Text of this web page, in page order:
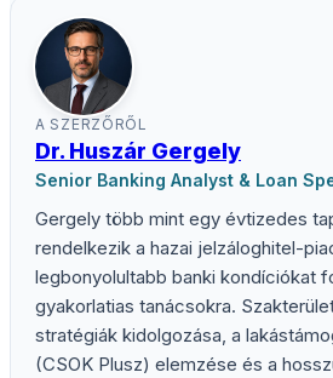
A SZERZŐRŐL
Dr. Huszár Gergely
Senior Banking Analyst & Loan
Gergely több mint egy évtizedes
rendelkezik a hazai jelzáloghitel-
legbonyolultabb banki kondíciókat
gyakorlatias tanácsokra.
stratégiák kidolgozása, a
(CSOK Plusz) elemzése és a